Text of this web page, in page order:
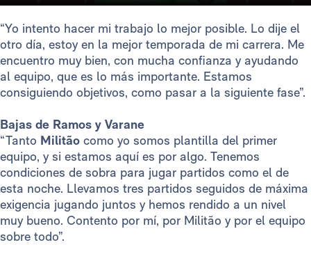
“Yo intento hacer mi trabajo lo mejor posible. Lo dije el
otro día, estoy en la mejor temporada de mi carrera. Me
encuentro muy bien, con mucha confianza y ayudando
al equipo, que es lo más importante. Estamos
consiguiendo objetivos, como pasar a la siguiente fase”.
Bajas de Ramos y Varane
“Tanto Militão como yo somos plantilla del primer
equipo, y si estamos aquí es por algo. Tenemos
condiciones de sobra para jugar partidos como el de
esta noche. Llevamos tres partidos seguidos de máxima
exigencia jugando juntos y hemos rendido a un nivel
muy bueno. Contento por mí, por Militão y por el equipo
sobre todo”.